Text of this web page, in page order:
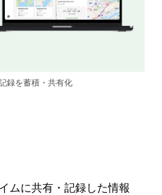
録を蓄積・共有化
ムに共有・記録した情報